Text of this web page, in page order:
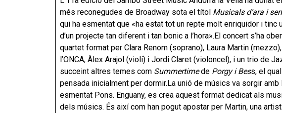
més reconegudes de Broadway sota el títol Musicals d’ara i
qui ha esmentat que «ha estat tot un repte molt enriquidor i tinc
d’un projecte tan diferent i tan bonic a l’hora».El concert s’ha
quartet format per Clara Renom (soprano), Laura Martin
l’ONCA, Àlex Arajol (violí) i Jordi Claret (violoncel), i un trio de
succeint altres temes com Summertimede Porgy i Bess, el
pensada inicialment per dormir.La unió de músics va sorgir
esmentat Pons. Enguany, es crea aquest format dedicat als
dels músics. És així com han pogut apostar per Martin, una